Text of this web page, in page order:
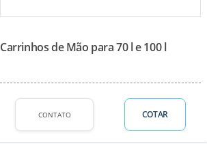
Carrinhos de Mão para 70 l e 100 l
CONTATO COTAR